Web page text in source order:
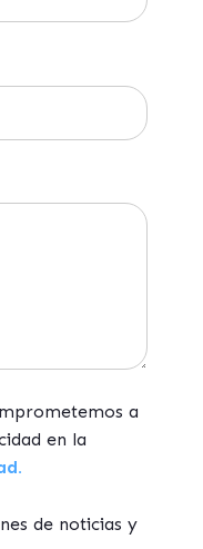
a
en la
de noticias y